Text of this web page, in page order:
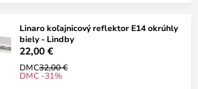
Linaro koľajnicový reflektor E14 okrúhly
biely - Lindby
22,00 €
DMC32,00 €
DMC -31%